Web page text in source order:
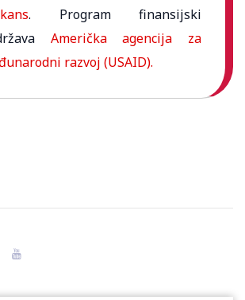
. Program finansijski
Američka agencija za
razvoj (USAID).